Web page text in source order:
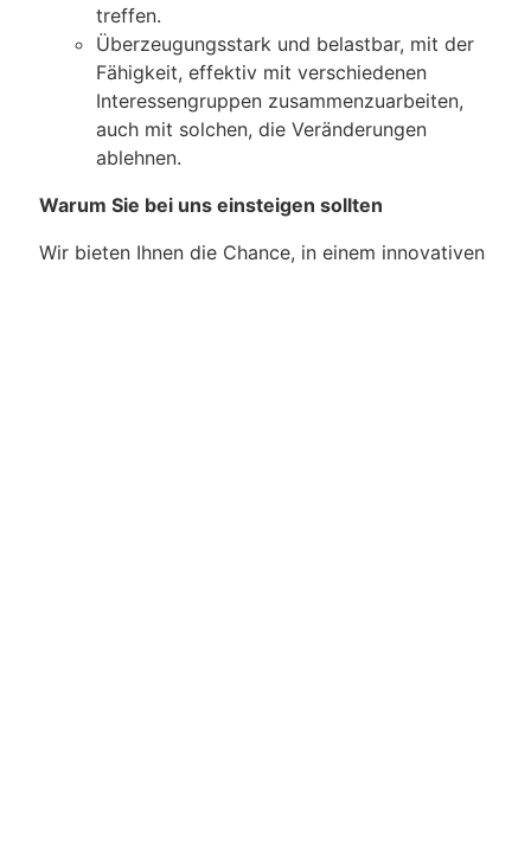
treffen.
Überzeugungsstark und belastbar, mit der
Fähigkeit, effektiv mit verschiedenen
Interessengruppen zusammenzuarbeiten,
auch mit solchen, die Veränderungen
ablehnen.
Warum Sie bei uns einsteigen sollten
Wir bieten Ihnen die Chance, in einem innovativen